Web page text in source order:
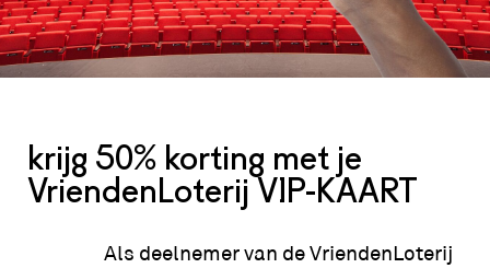
krijg 50% korting met je
VriendenLoterij VIP-KAART
Als deelnemer van de VriendenLoterij